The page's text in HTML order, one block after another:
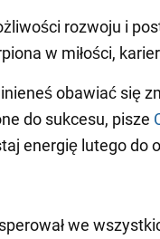
rozwoju i
w miłości,
obawiać się
do sukcesu, pisze
energię lutego do
we